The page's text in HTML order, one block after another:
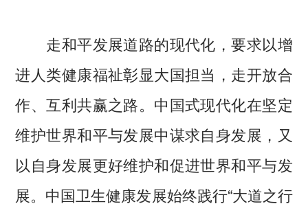
走和平发展道路的现代化，要求以增
进人类健康福祉彰显大国担当，走开放合
作、互利共赢之路。中国式现代化在坚定
维护世界和平与发展中谋求自身发展，又
以自身发展更好维护和促进世界和平与发
展。中国卫生健康发展始终践行“大道之行